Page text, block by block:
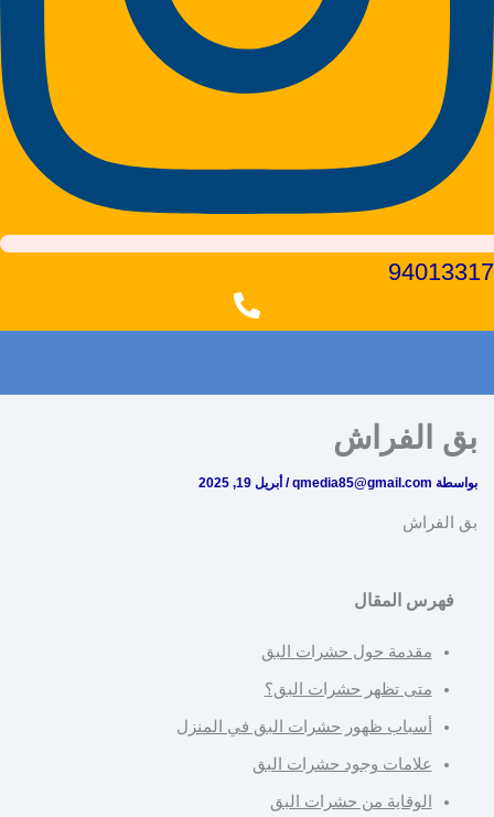
94013317
بق الفراش
بواسطة qmedia85@gmail.com
/ أبريل 19, 2025
بق الفراش
فهرس المقال
مقدمة حول حشرات البق
متى تظهر حشرات البق؟
أسباب ظهور حشرات البق في المنزل
علامات وجود حشرات البق
الوقاية من حشرات البق